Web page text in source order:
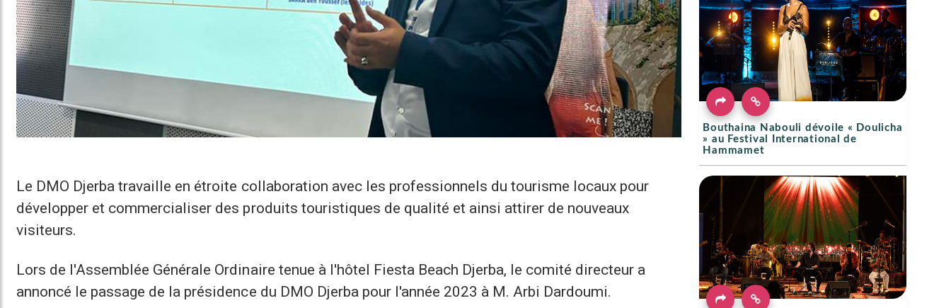
Le DMO Djerba travaille en étroite collaboration avec les professionnels du tourisme locaux pour
développer et commercialiser des produits touristiques de qualité et ainsi attirer de nouveaux
visiteurs.
Lors de l'Assemblée Générale Ordinaire tenue à l'hôtel Fiesta Beach Djerba, le comité directeur a
annoncé le passage de la présidence du DMO Djerba pour l'année 2023 à M. Arbi Dardoumi.
Bouthaina Nabouli dévoile « Doulicha
» au Festival International de
Hammamet